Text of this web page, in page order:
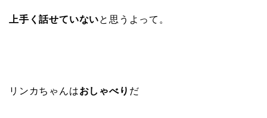
上手く話せていないと思うよって。
リンカちゃんはおしゃべり だ